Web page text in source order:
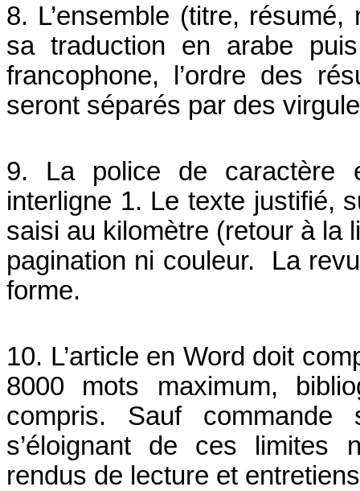
8. L’ensemble (titre,
sa traduction en arabe
francophone, l’ordre des
seront séparés par des
9. La police de caractère
interligne 1. Le texte justifié,
saisi au kilomètre (retour à la
pagination ni couleur. La
forme.
10. L’article en Word doit
8000 mots maximum,
compris. Sauf commande
s’éloignant de ces
rendus de lecture et